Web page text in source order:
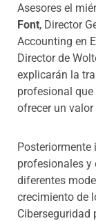
Asesores el
Font, Director
Accounting en
Director de
explicarán la
profesional que
ofrecer un
Posteriormente
profesionales y
diferentes
crecimiento de
Ciberseguridad